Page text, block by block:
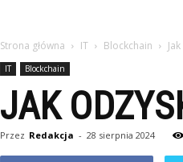
Strona główna IT Blockchain
IT Blockchain
JAK
Przez Redakcja - 28 sierpnia 2024